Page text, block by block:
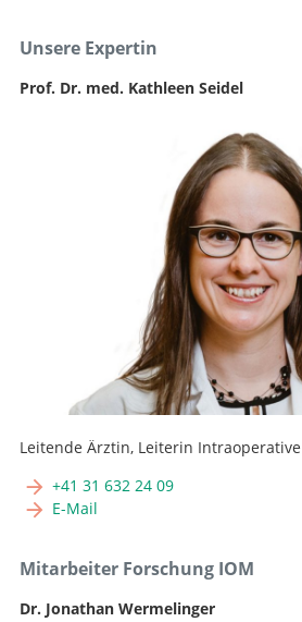
Unsere Expertin
Prof. Dr. med. Kathleen Seidel
Leitende Ärztin, Leiterin
+41 31 632 24 09
E-Mail
Mitarbeiter Forschung IOM
Dr. Jonathan Wermelinger